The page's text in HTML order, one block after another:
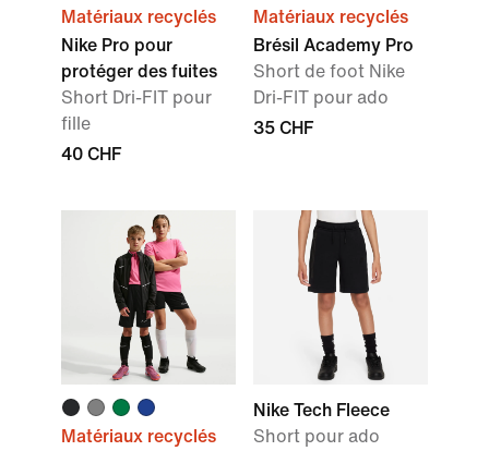
Matériaux recyclés
Nike Pro pour
protéger des fuites
Short Dri-FIT pour
fille
40 CHF
Matériaux recyclés
Brésil Academy Pro
Short de foot Nike
Dri-FIT pour ado
35 CHF
Matériaux recyclés
Nike Tech Fleece
Short pour ado